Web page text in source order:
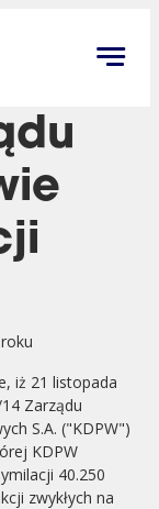
iż 21 listopada
Zarządu
S.A. ("KDPW")
KDPW
40.250
zwykłych na